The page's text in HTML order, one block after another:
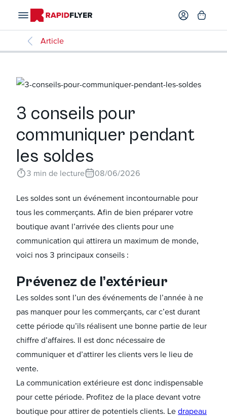
Article
3 conseils pour
communiquer pendant
les soldes
3 min de lecture 08/06/2026
Les soldes sont un événement incontournable pour
tous les commerçants. Afin de bien préparer votre
boutique avant l’arrivée des clients pour une
communication qui attirera un maximum de monde,
voici nos 3 principaux conseils :
Prévenez de l’extérieur
Les soldes sont l’un des événements de l’année à ne
pas manquer pour les commerçants, car c’est durant
cette période qu’ils réalisent une bonne partie de leur
chiffre d’affaires. Il est donc nécessaire de
communiquer et d’attirer les clients vers le lieu de
vente.
La communication extérieure est donc indispensable
pour cette période. Profitez de la place devant votre
boutique pour attirer de potentiels clients. Le drapeau